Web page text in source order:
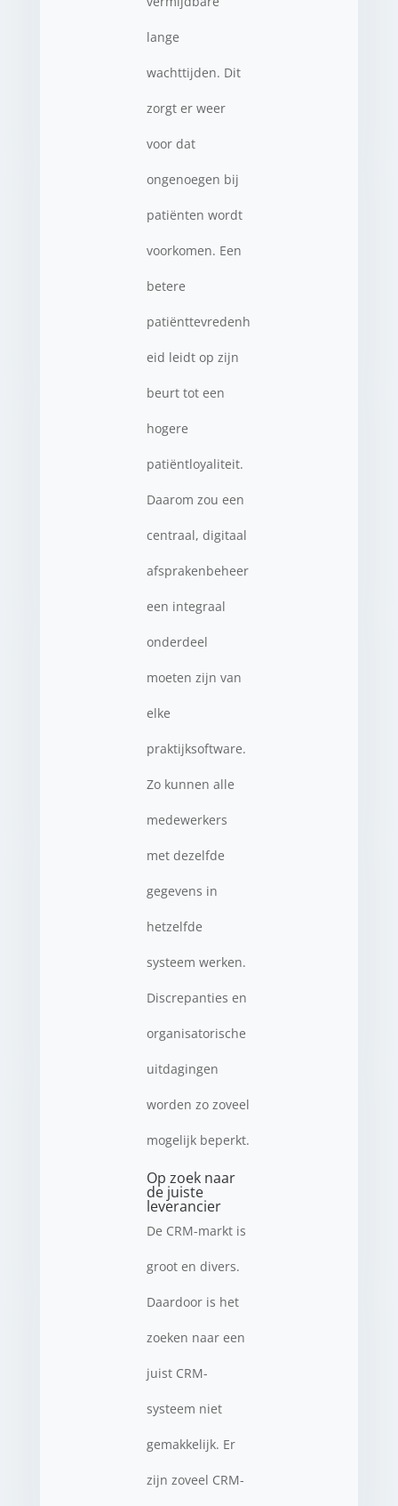
lange
wachttijden. Dit
zorgt er weer
voor dat
ongenoegen bij
patiënten wordt
voorkomen. Een
betere
patiënttevredenh
eid leidt op zijn
beurt tot een
hogere
patiëntloyaliteit.
Daarom zou een
centraal, digitaal
afsprakenbeheer
een integraal
onderdeel
moeten zijn van
elke
praktijksoftware.
Zo kunnen alle
medewerkers
met dezelfde
gegevens in
hetzelfde
systeem werken.
Discrepanties en
organisatorische
uitdagingen
worden zo zoveel
mogelijk beperkt.
Op zoek naar
de juiste
leverancier
De CRM-markt is
groot en divers.
Daardoor is het
zoeken naar een
juist CRM-
systeem niet
gemakkelijk. Er
zijn zoveel CRM-